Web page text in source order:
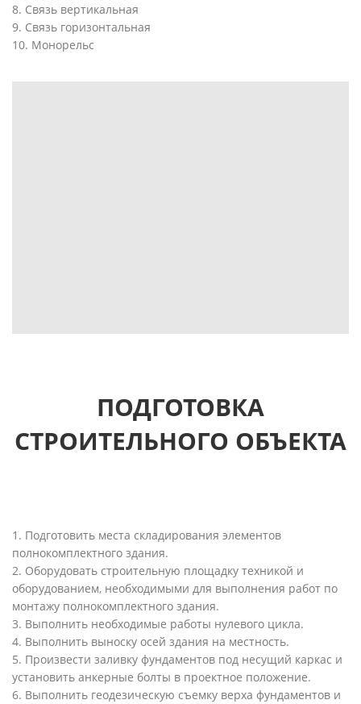
8. Связь вертикальная
9. Связь горизонтальная
10. Монорельс
ПОДГОТОВКА
СТРОИТЕЛЬНОГО ОБЪЕКТА
1. Подготовить места складирования элементов
полнокомплектного здания.
2. Оборудовать строительную площадку техникой и
оборудованием, необходимыми для выполнения работ по
монтажу полнокомплектного здания.
3. Выполнить необходимые работы нулевого цикла.
4. Выполнить выноску осей здания на местность.
5. Произвести заливку фундаментов под несущий каркас и
установить анкерные болты в проектное положение.
6. Выполнить геодезическую съемку верха фундаментов и